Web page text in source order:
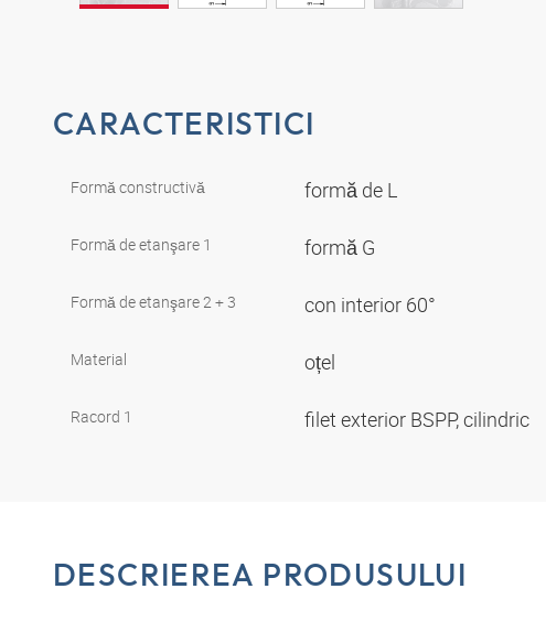
CARACTERISTICI
Formă constructivă formă de L
Formă de etanşare 1 formă G
Formă de etanşare 2 + 3 con interior 60°
Material oțel
Racord 1 filet exterior BSPP, cilindric
DESCRIEREA PRODUSULUI